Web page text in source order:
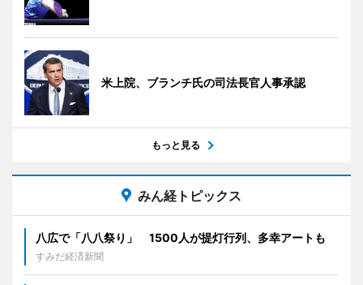
米上院、ブランチ氏の司法長官人事承認
もっと見る
みん経トピックス
八広で「八八祭り」 1500人が提灯行列、多幸アートも
すみだ経済新聞